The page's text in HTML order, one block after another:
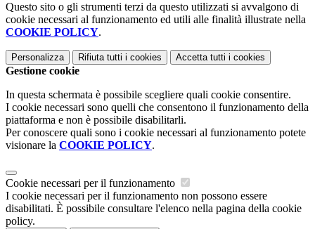
Questo sito o gli strumenti terzi da questo utilizzati si avvalgono di
cookie necessari al funzionamento ed utili alle finalità illustrate nella
COOKIE POLICY.
Personalizza Rifiuta tutti i cookies Accetta tutti i cookies
Gestione cookie
In questa schermata è possibile scegliere quali cookie consentire.
I cookie necessari sono quelli che consentono il funzionamento della
piattaforma e non è possibile disabilitarli.
Per conoscere quali sono i cookie necessari al funzionamento potete
visionare la COOKIE POLICY.
Cookie necessari per il funzionamento
I cookie necessari per il funzionamento non possono essere
disabilitati. È possibile consultare l'elenco nella pagina della cookie
policy.